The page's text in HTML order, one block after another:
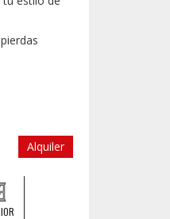
Alquiler